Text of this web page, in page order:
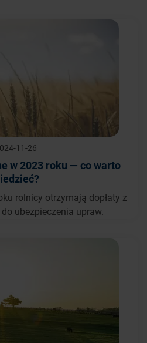
11-26
w 2023 roku — co warto
rolnicy otrzymają dopłaty z
ubezpieczenia upraw.